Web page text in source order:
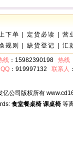
下单 定货必读
营
规则
缺货登记 汇
线：15982390198 热线
QQ：919997132 联系人
亿公司版权所有
食堂餐桌椅 课桌椅 等